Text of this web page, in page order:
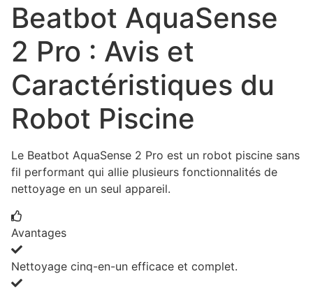
Beatbot AquaSense
2 Pro : Avis et
Caractéristiques du
Robot Piscine
Le Beatbot AquaSense 2 Pro est un robot piscine sans
fil performant qui allie plusieurs fonctionnalités de
nettoyage en un seul appareil.
Avantages
Nettoyage cinq-en-un efficace et complet.